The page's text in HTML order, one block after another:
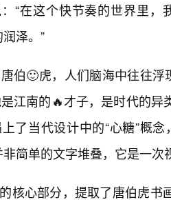
“在这个快节奏的世界里，
泽。”
伯🙂虎，人们脑海中往往浮
江南的🔥才子，是时代的
了当代设计中的“心糖”概
非简单的文字堆叠，它是一次
核心部分，提取了唐伯虎